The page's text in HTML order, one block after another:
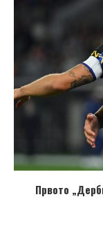
Првото